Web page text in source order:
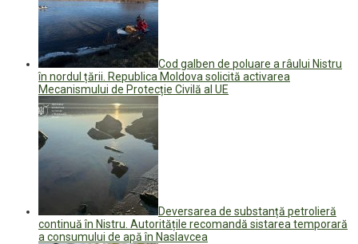
Cod galben de poluare a râului Nistru
în nordul țării. Republica Moldova solicită activarea
Mecanismului de Protecție Civilă al UE
Deversarea de substanță petrolieră
continuă în Nistru. Autoritățile recomandă sistarea temporară
a consumului de apă în Naslavcea